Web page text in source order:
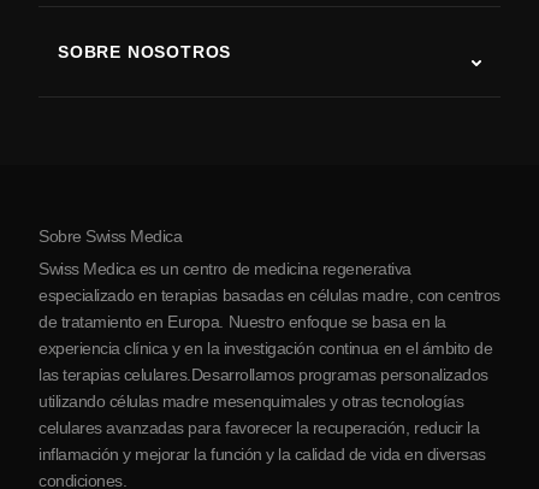
Enfermedad de Parkinson
Artritis
SOBRE NOSOTROS
Sobre Serbia
Colaboraciones
Sobre Swiss Medica
Swiss Medica es un centro de medicina regenerativa
especializado en terapias basadas en células madre, con centros
de tratamiento en Europa. Nuestro enfoque se basa en la
experiencia clínica y en la investigación continua en el ámbito de
las terapias celulares.Desarrollamos programas personalizados
utilizando células madre mesenquimales y otras tecnologías
celulares avanzadas para favorecer la recuperación, reducir la
inflamación y mejorar la función y la calidad de vida en diversas
condiciones.